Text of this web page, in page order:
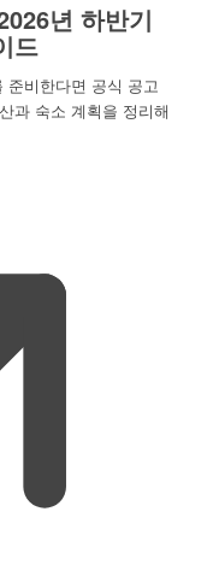
년 하반기
드
준비한다면 공식 공고
과 숙소 계획을 정리해